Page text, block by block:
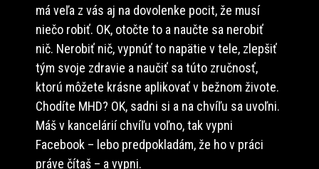
má veľa z vás aj na dovolenke pocit, že musí
niečo robiť. OK, otočte to a naučte sa nerobiť
nič. Nerobiť nič, vypnúť to napätie v tele, zlepšiť
tým svoje zdravie a naučiť sa túto zručnosť,
ktorú môžete krásne aplikovať v bežnom živote.
Chodíte MHD? OK, sadni si a na chvíľu sa uvoľni.
Máš v kancelárií chvíľu voľno, tak vypni
Facebook – lebo predpokladám, že ho v práci
práve čítaš – a vypni.